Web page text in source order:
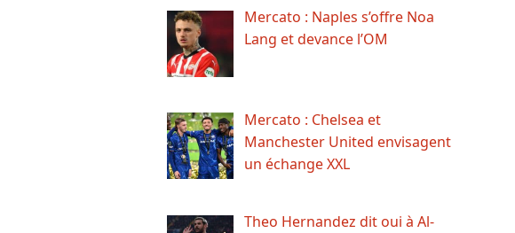
Mercato : Naples s’offre Noa
Lang et devance l’OM
Mercato : Chelsea et
Manchester United envisagent
un échange XXL
Theo Hernandez dit oui à Al-